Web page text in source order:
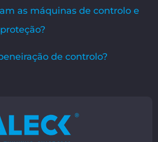
as máquinas de controlo e
de controlo?